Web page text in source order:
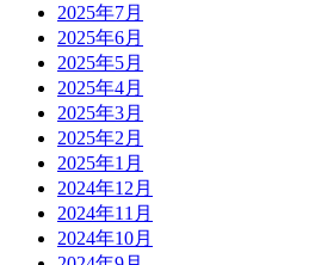
2025年7月
2025年6月
2025年5月
2025年4月
2025年3月
2025年2月
2025年1月
2024年12月
2024年11月
2024年10月